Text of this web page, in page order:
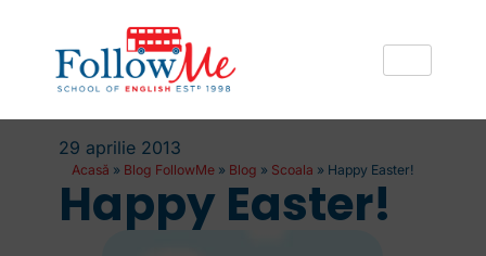
29 aprilie 2013
Acasă » Blog FollowMe» Blog » Scoala » Happy Easter!
Happy Easter!